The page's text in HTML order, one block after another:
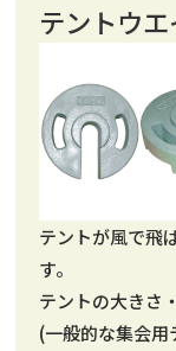
テントウエ
テントが風で飛
す。
テントの大きさ
(一般的な集会